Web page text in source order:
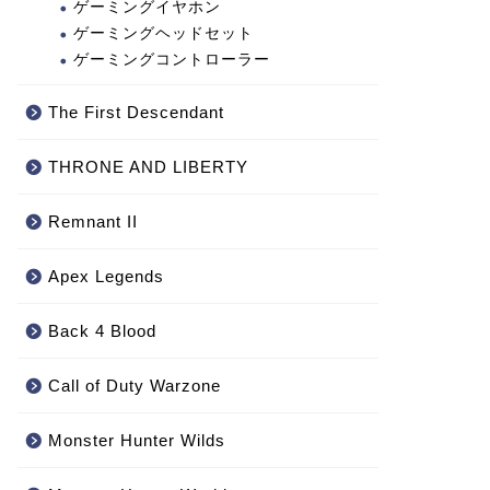
ゲーミングイヤホン
ゲーミングヘッドセット
ゲーミングコントローラー
The First Descendant
THRONE AND LIBERTY
Remnant II
Apex Legends
Back 4 Blood
Call of Duty Warzone
‎Monster Hunter Wilds